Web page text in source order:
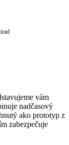
vám
nadčasový
ako prototyp z
zabezpečuje